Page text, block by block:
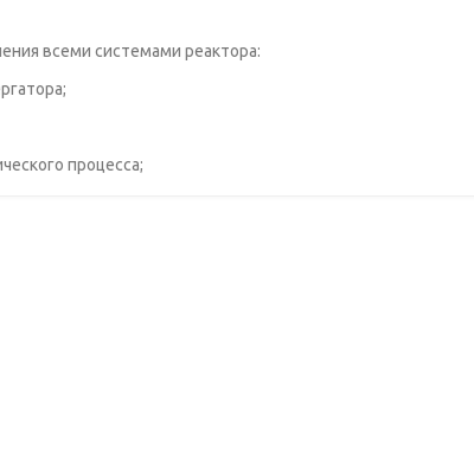
всеми системами реактора:
процесса;